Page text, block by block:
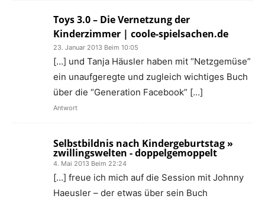
Toys 3.0 – Die Vernetzung der
Kinderzimmer | coole-spielsachen.de
23. Januar 2013 Beim 10:05
[…] und Tanja Häusler haben mit “Netzgemüse”
ein unaufgeregte und zugleich wichtiges Buch
über die “Generation Facebook” […]
Antwort
Selbstbildnis nach Kindergeburtstag »
zwillingswelten - doppelgemoppelt
4. Mai 2013 Beim 22:24
[…] freue ich mich auf die Session mit Johnny
Haeusler – der etwas über sein Buch